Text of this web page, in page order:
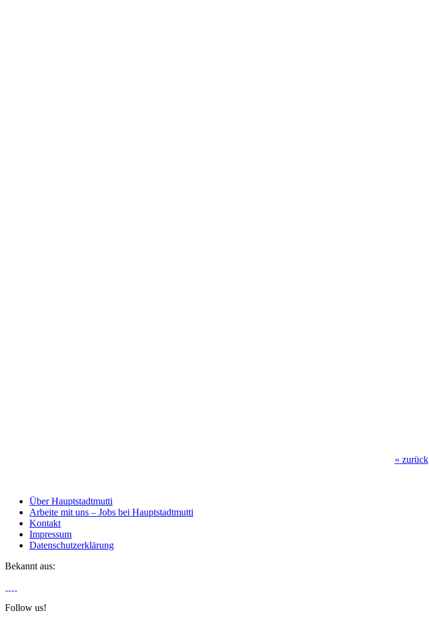
« zurück
Über Hauptstadtmutti
Arbeite mit uns – Jobs bei Hauptstadtmutti
Kontakt
Impressum
Datenschutzerklärung
Bekannt aus:
Follow us!